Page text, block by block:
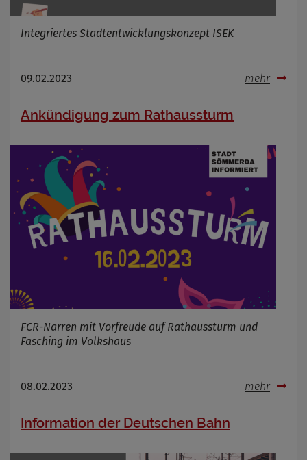
Integriertes Stadtentwicklungskonzept ISEK
09.02.2023 mehr
Ankündigung zum Rathaussturm
FCR-Narren mit Vorfreude auf Rathaussturm und
Fasching im Volkshaus
08.02.2023 mehr
Information der Deutschen Bahn